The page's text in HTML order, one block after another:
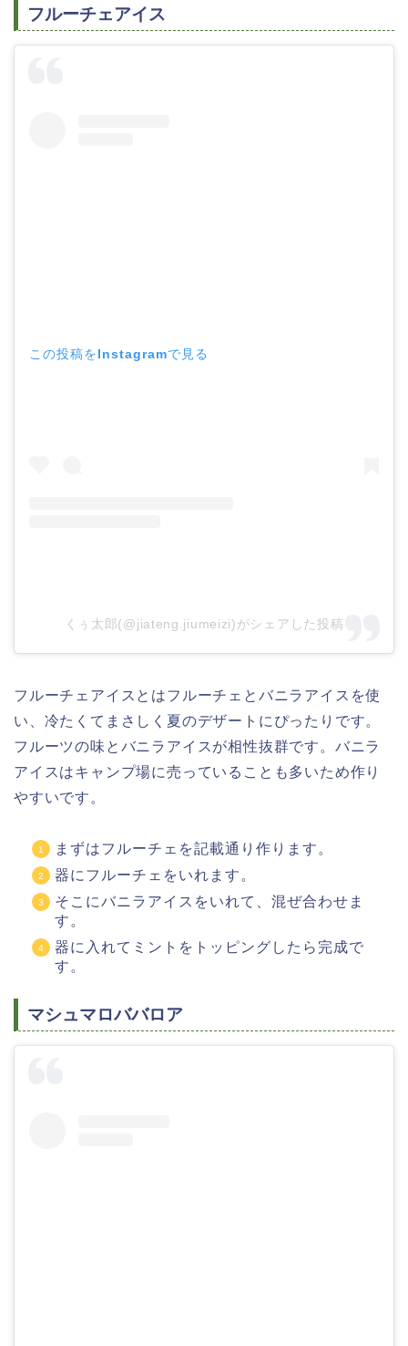
フルーチェアイス
この投稿をInstagramで見る
くぅ太郎(@jiateng.jiumeizi)がシェアした投稿
フルーチェアイスとはフルーチェとバニラアイスを使
い、冷たくてまさしく夏のデザートにぴったりです。
フルーツの味とバニラアイスが相性抜群です。バニラ
アイスはキャンプ場に売っていることも多いため作り
やすいです。
まずはフルーチェを記載通り作ります。
器にフルーチェをいれます。
そこにバニラアイスをいれて、混ぜ合わせま
す。
器に入れてミントをトッピングしたら完成で
す。
マシュマロババロア